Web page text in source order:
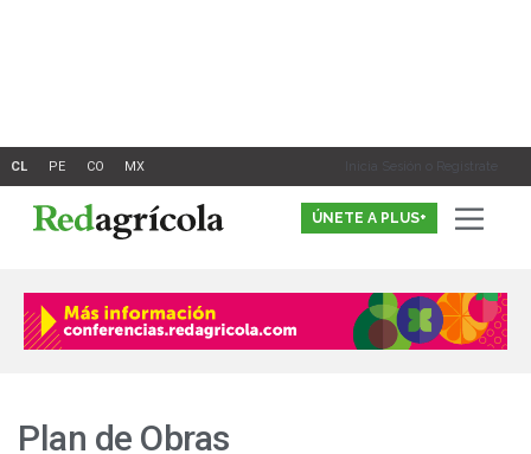
Inicia Sesión o Registrate
ÚNETE A PLUS+
Plan de Obras